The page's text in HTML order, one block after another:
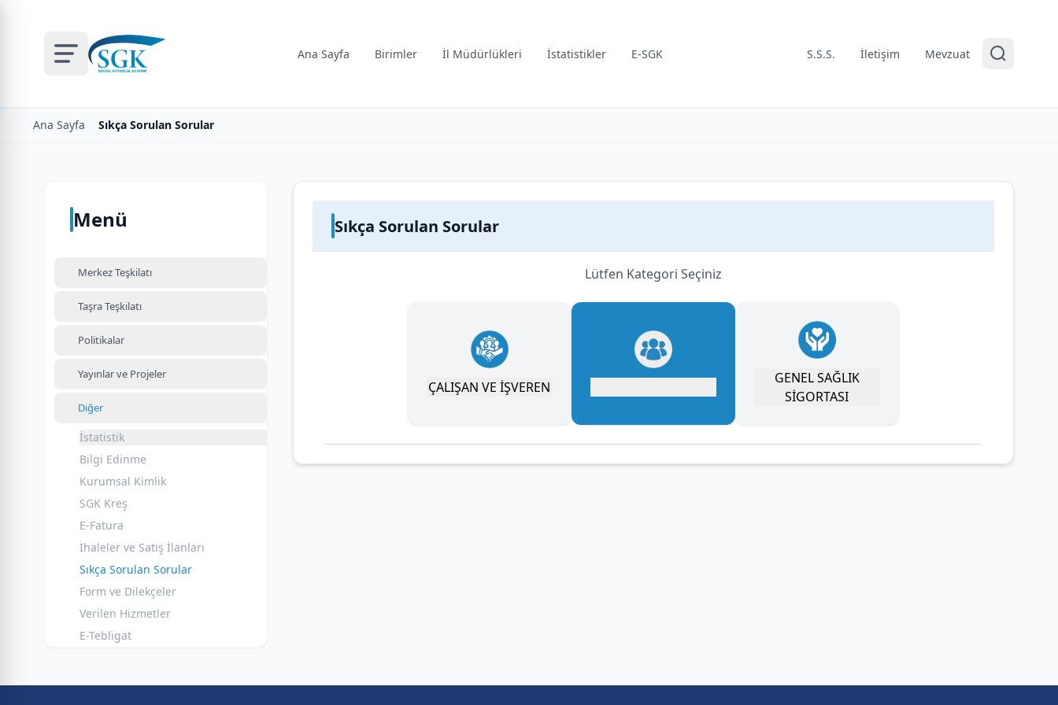
Ana Sayfa Birimler İl Müdürlükleri İstatistikler E-SGK S.S.S. İletişim Mevzuat
Ana Sayfa Sıkça Sorulan Sorular
Menü
Merkez Teşkilatı
Taşra Teşkilatı
Politikalar
Yayınlar ve Projeler
Diğer
İstatistik
Bilgi Edinme
Kurumsal Kimlik
SGK Kreş
E-Fatura
İhaleler ve Satış İlanları
Sıkça Sorulan Sorular
Form ve Dilekçeler
Verilen Hizmetler
E-Tebligat
Sıkça Sorulan Sorular
Lütfen Kategori Seçiniz
ÇALIŞAN VE İŞVEREN
GENEL SAĞLIK
SİGORTASI